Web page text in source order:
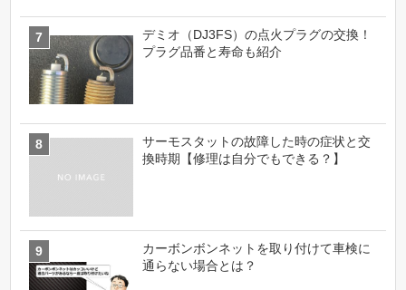
デミオ（DJ3FS）の点火プラグの交換！
プラグ品番と寿命も紹介
サーモスタットの故障した時の症状と交
換時期【修理は自分でもできる？】
カーボンボンネットを取り付けて車検に
通らない場合とは？